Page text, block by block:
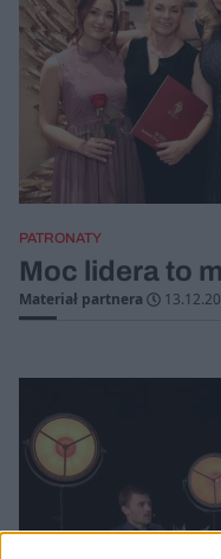
PATRONATY
Moc lidera to
Materiał partnera